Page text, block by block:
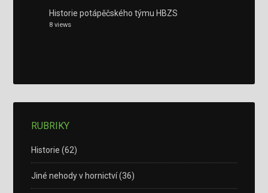
Historie potápěčského týmu HBZS
8 views
RUBRIKY
Historie (62)
Jiné nehody v hornictví(36)